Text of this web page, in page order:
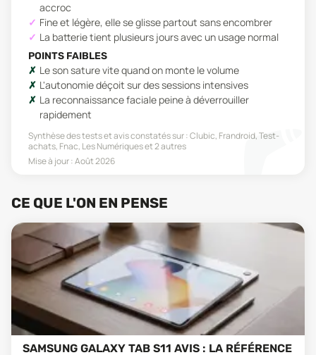
accroc
Fine et légère, elle se glisse partout sans encombrer
La batterie tient plusieurs jours avec un usage normal
POINTS FAIBLES
Le son sature vite quand on monte le volume
L'autonomie déçoit sur des sessions intensives
La reconnaissance faciale peine à déverrouiller
rapidement
Synthèse des tests et avis constatés sur :Clubic, Frandroid, Test-
achats, Fnac, Les Numériqueset 2 autres
Mise à jour :Août 2026
CE QUE L'ON EN PENSE
SAMSUNG GALAXY TAB S11 AVIS : LA RÉFÉRENCE